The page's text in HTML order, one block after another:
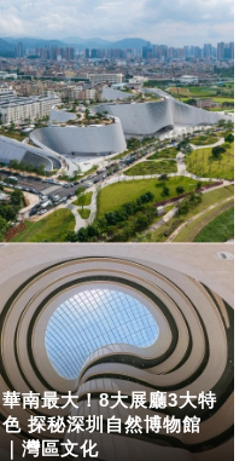
華南最大！8大展廳3大特
色 探秘深圳自然博物館
｜灣區文化